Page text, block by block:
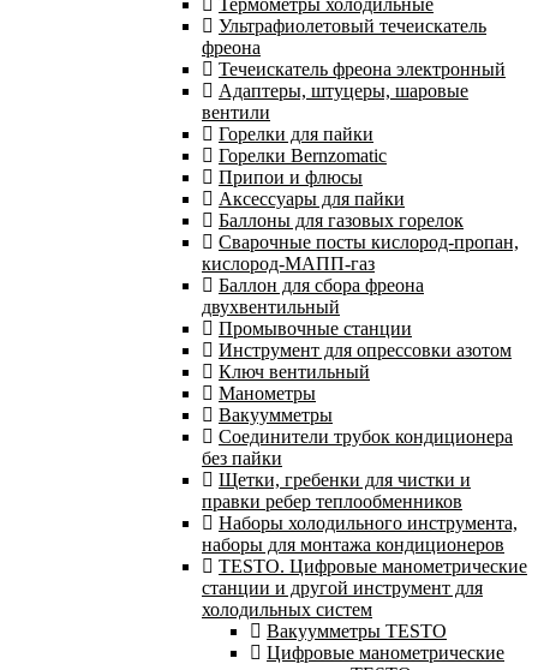
Термометры холодильные
Ультрафиолетовый течеискатель
фреона
Течеискатель фреона электронный
Адаптеры, штуцеры, шаровые
вентили
Горелки для пайки
Горелки Bernzomatic
Припои и флюсы
Аксессуары для пайки
Баллоны для газовых горелок
Сварочные посты кислород-пропан,
кислород-МАПП-газ
Баллон для сбора фреона
двухвентильный
Промывочные станции
Инструмент для опрессовки азотом
Ключ вентильный
Манометры
Вакуумметры
Соединители трубок кондиционера
без пайки
Щетки, гребенки для чистки и
правки ребер теплообменников
Наборы холодильного инструмента,
наборы для монтажа кондиционеров
TESTO. Цифровые манометрические
станции и другой инструмент для
холодильных систем
Вакуумметры TESTO
Цифровые манометрические